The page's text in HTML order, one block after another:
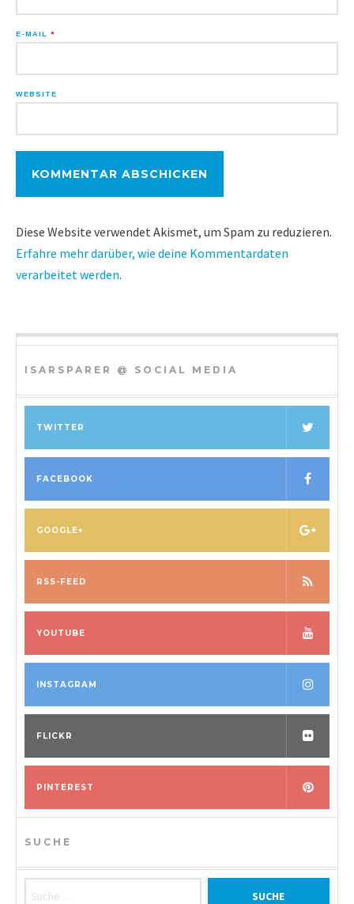
E-MAIL *
WEBSITE
Diese Website verwendet Akismet, um Spam zu reduzieren.
Erfahre mehr darüber, wie deine Kommentardaten
verarbeitet werden.
ISARSPARER @ SOCIAL MEDIA
TWITTER
FACEBOOK
GOOGLE+
RSS-FEED
YOUTUBE
INSTAGRAM
FLICKR
PINTEREST
SUCHE